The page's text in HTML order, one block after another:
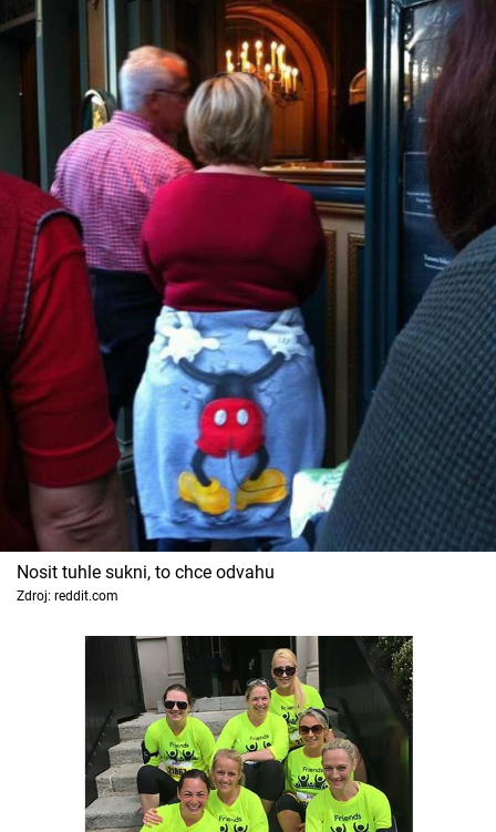
Nosit tuhle sukni, to chce odvahu
Zdroj: reddit.com